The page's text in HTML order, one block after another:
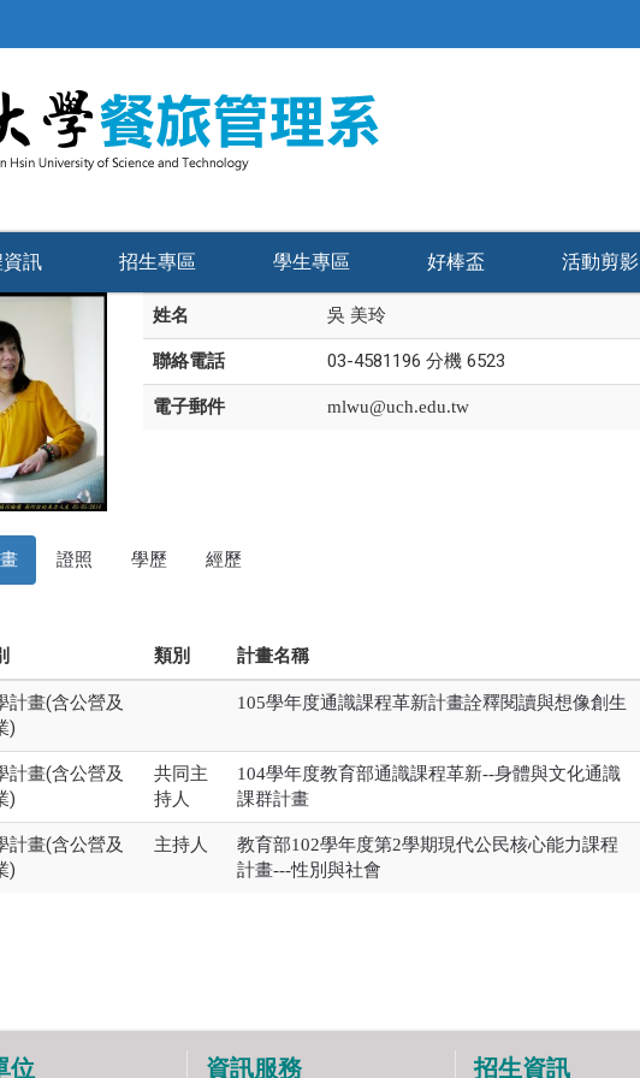
訊 招生專區 學生專區 好棒盃 活動剪影
姓名 吳 美玲
聯絡電話 03-4581196 分機 6523
電子郵件 mlwu@uch.edu.tw
證照 學歷 經歷
類別 計畫名稱
計畫(含公營及
)
105學年度通識課程革新計畫詮釋閱讀與想像創生
計畫(含公營及
)
共同主
持人
104學年度教育部通識課程革新--身體與文化通識
課群計畫
計畫(含公營及
)
主持人
教育部102學年度第2學期現代公民核心能力課程
計畫---性別與社會
位 資訊服務 招生資訊